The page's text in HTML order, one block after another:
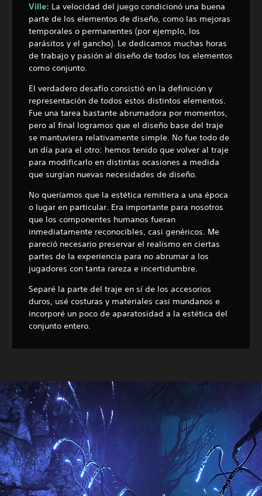
Ville: La velocidad del juego condicionó una buena
parte de los elementos de diseño, como las mejoras
temporales o permanentes (por ejemplo, los
parásitos y el gancho). Le dedicamos muchas horas
de trabajo y pasión al diseño de todos los elementos
como conjunto.
El verdadero desafío consistió en la definición y
representación de todos estos distintos elementos.
Fue una tarea bastante abrumadora por momentos,
pero al final logramos que el diseño base del traje
se mantuviera relativamente simple. No fue todo de
un día para el otro: hemos tenido que volver al traje
para modificarlo en distintas ocasiones a medida
que surgían nuevas necesidades de diseño.
No queríamos que la estética remitiera a una época
o lugar en particular. Era importante para nosotros
que los componentes humanos fueran
inmediatamente reconocibles, casi genéricos. Me
pareció necesario preservar el realismo en ciertas
partes de la experiencia para no abrumar a los
jugadores con tanta rareza e incertidumbre.
Separé la parte del traje en sí de los accesorios
duros, usé costuras y materiales casi mundanos e
incorporé un poco de aparatosidad a la estética del
conjunto entero.